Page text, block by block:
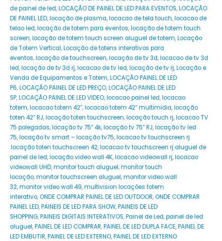
de painel de led,LOCAÇÃO DE PAINEL DE LED PARA EVENTOS,LOCAÇÃO
DE PAINEL LED,locação de plasma,locacao de tela touch,locacao de
telao led,locação de totem para eventos,locação de totem touch
screen,locação de totem touch screen aluguel de totem,Locação
de Totem Vertical,Locação de totens interativos para
eventos,locação de touchscreen,locação de tv 3d,locacao de tv 3d
led,locação de tv 3d rj,locacao de tv led,locação de tv rj,Locação e
Venda de Equipamentos e Totem,LOCAÇÃO PAINEL DE LED
P6,LOCAÇÃO PAINEL DE LED PREÇO,LOCAÇÃO PAINEL DE LED
SP,LOCAÇÃO PAINEL DE LED VIDEO,locacao painel led,locacao
totem,locacao totem 42″,locacao totem 42″ multimidia,locação
toten 42″ RJ,locação toten touchscreen,locação touch rj,locacao TV
75 polegadas,locação tv 75″ 4k,locação tv 75″ RJ,locação tv led
75,locação tv smart – locação tv75,locacao tv touchscreen rj
.locação toten touchscreen 42,locacao tv touchscreen rj aluguel de
painel de led,locação video wall 4K,locacao videowall rj,locacao
videowall UHD,monitor touch aluguel,monitor touch
locação,monitor touchscreen aluguel,monitor video wall
32,monitor video wall 49,multivision locações totem
interativo,ONDE COMPRAR PAINEL DE LED OUTDOOR,ONDE COMPRAR
PAINEL LED,PAINEIS DE LED PARA SHOW,PAINEIS DE LED
SHOPPING,PAINEIS DIGITAIS INTERATIVOS,Painel de Led,painel de led
aluguel,PAINEL DE LED COMPRAR,PAINEL DE LED DUPLA FACE,PAINEL DE
LED EMBUTIR,PAINEL DE LED EXTERNO,PAINEL DE LED EXTERNO